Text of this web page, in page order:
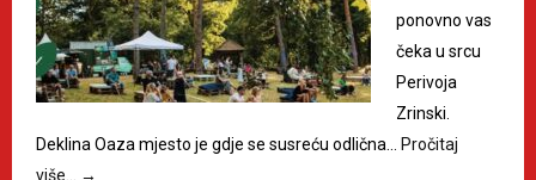
ponovno vas
čeka u srcu
Perivoja
Zrinski.
Deklina Oaza mjesto je gdje se susreću odlična…
Pročitaj
više…
→